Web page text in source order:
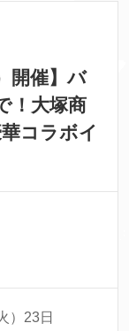
開催】バ
！大塚商
コラボイ
）23日